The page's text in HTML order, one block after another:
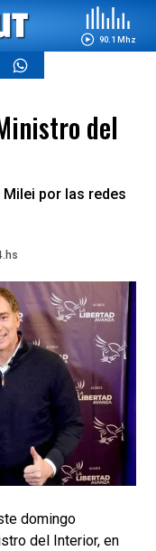
90.1 Mhz
del
por las redes
domingo
del Interior, en